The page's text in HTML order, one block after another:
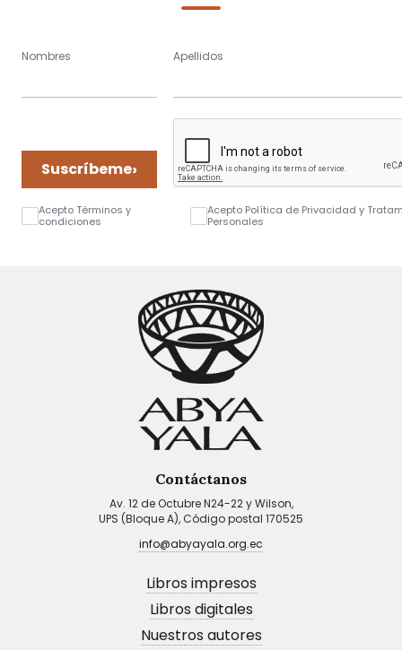
Nombres Apellidos
Suscríbeme›
Acepto Términos y
condiciones
Acepto Política de Privacidad y
Personales
Contáctanos
Av. 12 de Octubre N24-22 y Wilson,
UPS (Bloque A), Código postal 170525
info@abyayala.org.ec
Libros impresos
Libros digitales
Nuestros autores